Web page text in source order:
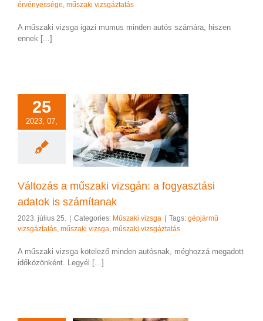
érvényessége, műszaki vizsgáztatás
A műszaki vizsga igazi mumus minden autós számára, hiszen
ennek [...]
25
2023, 07,
a műszaki
is számítanak
Változás a műszaki vizsgán: a fogyasztási
adatok is számítanak
2023. július 25. Categories: Műszaki vizsga Tags: gépjármű
vizsgáztatás, műszaki vizsga, műszaki vizsgáztatás
A műszaki vizsga kötelező minden autósnak, méghozzá megadott
időközönként. Legyél [...]